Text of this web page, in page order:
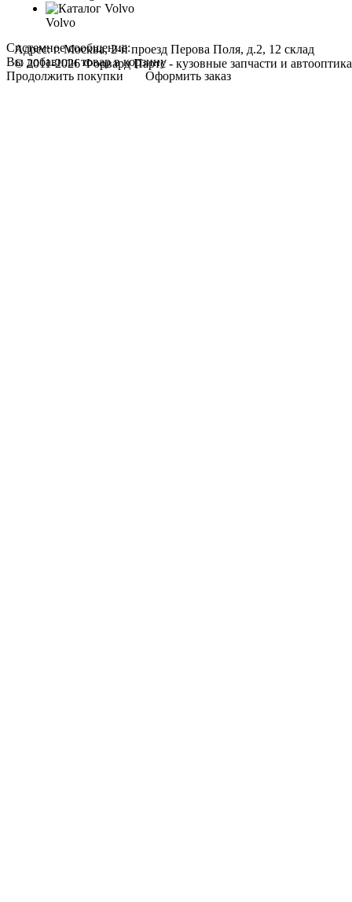
Volvo
Адрес: г. Москва, 2-й проезд Перова Поля, д.2, 12 склад
© 2011-2026 Форвард Партс - кузовные запчасти и
Системное сообщение:
Вы добавили товар в корзину
Продолжить покупки
Оформить заказ